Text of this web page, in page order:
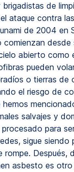
de
ataque contra
de 2004 en
desde
abierto como
pueden
o tierras de
el riesgo de
salvajes y
para
sigue
rompe. Después,
asbesto es otro